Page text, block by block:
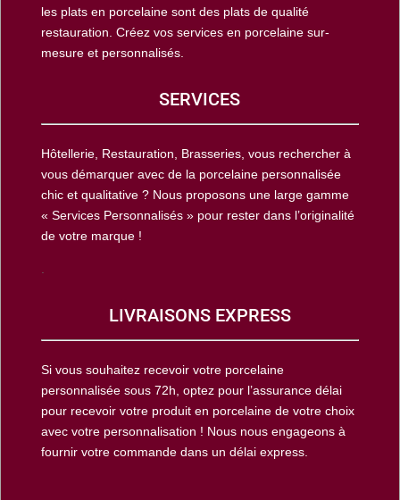
les plats en porcelaine sont des plats de qualité
restauration. Créez vos services en porcelaine sur-
mesure et personnalisés.
SERVICES
Hôtellerie, Restauration, Brasseries, vous rechercher à
vous démarquer avec de la porcelaine personnalisée
chic et qualitative ? Nous proposons une large gamme
« Services Personnalisés » pour rester dans l’originalité
de votre marque !
LIVRAISONS EXPRESS
Si vous souhaitez recevoir votre porcelaine
personnalisée sous 72h, optez pour l’assurance délai
pour recevoir votre produit en porcelaine de votre choix
avec votre personnalisation ! Nous nous engageons à
fournir votre commande dans un délai express.